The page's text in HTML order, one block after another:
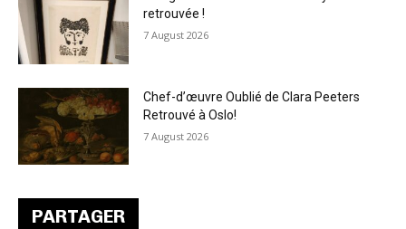
PARTAGER
retrouvée !
7 August 2026
Chef-d’œuvre Oublié de Clara Peeters
Retrouvé à Oslo!
7 August 2026